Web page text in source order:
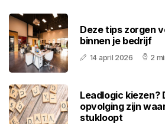
Deze tips zorgen
binnen je bedrijf
14 april 2026 2
Leadlogic
opvolging zijn
stukloopt